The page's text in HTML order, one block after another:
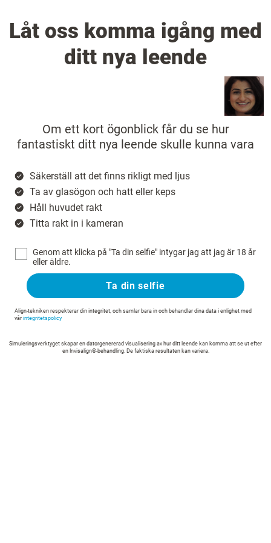
Låt oss komma igång med
ditt nya leende
Om ett kort ögonblick får du se hur
fantastiskt ditt nya leende skulle kunna vara
Säkerställ att det finns rikligt med ljus
Ta av glasögon och hatt eller keps
Håll huvudet rakt
Titta rakt in i kameran
Genom att klicka på "Ta din selfie" intygar jag att jag är 18 år
eller äldre.
Ta din selfie
Align-tekniken respekterar din integritet, och samlar bara in och behandlar dina data i enlighet med
vår integritetspolicy
Simuleringsverktyget skapar en datorgenererad visualisering av hur ditt leende kan komma att se ut efter
en Invisalign®-behandling. De faktiska resultaten kan variera.